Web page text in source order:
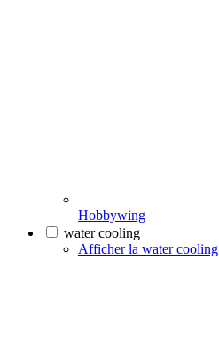
Hobbywing
water cooling
Afficher la water cooling